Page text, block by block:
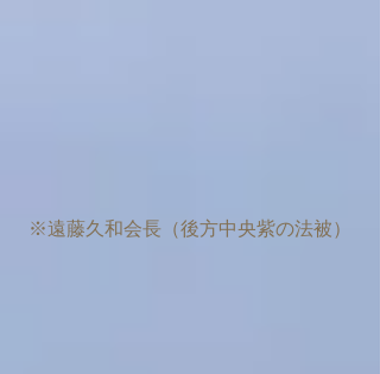
※遠藤久和会長（後方中央紫の法被）